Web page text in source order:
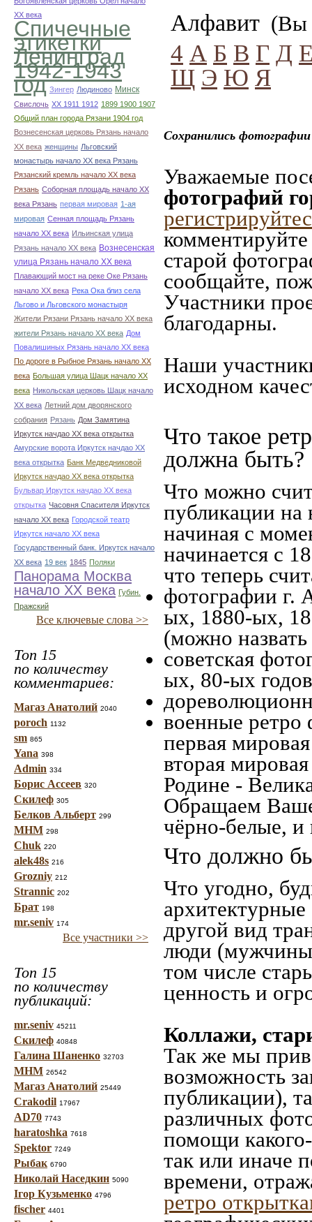
ХХ века
Спичечные
этикетки
Ленинград
1942-1943
год Зингер Людиново Минск
Свислочь XX 1911 1912 1899 1900 1907
Общий план города Рязани 1904 год
Вознесенская церковь Рязань начало
ХХ века женщины Льговский
монастырь начало ХХ века Рязань
Рязанский кремль начало ХХ века
Рязань Соборная площадь начало ХХ
века Рязань первая мировая 1-ая
мировая Сенная площадь Рязань
начало ХХ века Ильинская улица
Рязань начало ХХ века Вознесенская
улица Рязань начало ХХ века
Плавающий мост на реке Оке Рязань
начало ХХ века Река Ока близ села
Льгово и Льговского монастыря
Жители Рязани Рязань начало ХХ века
жители Рязань начало ХХ века Дом
Повалишиных Рязань начало ХХ века
По дороге в Рыбное Рязань начало ХХ
века Большая улица Шацк начало ХХ
века Никольская церковь Шацк начало
ХХ века Летний дом дворянского
собрания Рязань Дом Замятина
Иркутск начдао ХХ века открытка
Амурские ворота Иркутск начдао ХХ
века открытка Банк Медведниковой
Иркутск начдао ХХ века открытка
Бульвар Иркутск начдао ХХ века
открытка Часовня Спасителя Иркутск
начало ХХ века Городской театр
Иркутск начало ХХ века
Государственный банк. Иркутск начало
ХХ века 19 век 1845 Поляки
Панорама Москва
начало ХХ века Губин.
Пражский
Все ключевые слова >>
Топ 15
по количеству
комментариев:
Магаз Анатолий 2040
poroch 1132
sm 865
Yana 398
Admin 334
Борис Ассеев 320
Скилеф 305
Белков Альберт 299
МНМ 298
Chuk 220
alek48s 216
Grozniy 212
Strannic 202
Брат 198
mr.seniv 174
Все участники >>
Топ 15
по количеству
публикаций:
mr.seniv 45211
Скилеф 40848
Галина Шаненко 32703
МНМ 26542
Магаз Анатолий 25449
Crakodil 17967
AD70 7743
haratoshka 7618
Spektor 7249
Рыбак 6790
Николай Наседкин 5090
Ігор Кузьменко 4796
fischer 4401
Алфавит (Вы
4 А Б В Г Д
Щ Э Ю Я
Сохранились
Уважаемые
фотографий
старой
сообщайте,
Участники
благодарны.
Наши
исходном
Что такое
должна быть?
Что можно
публикации
начиная c
начинается с
что теперь
фотографии г.
ых, 1880-ых,
(можно
советская
ых, 80-ых
военные ретро
первая
вторая
Родине -
Обращаем
чёрно-белые, и
Что должно
Что угодно,
другой вид
люди
том числе
ценность и
Коллажи,
Так же мы
возможность
публикации),
различных
помощи
так или иначе
времени,
ретро